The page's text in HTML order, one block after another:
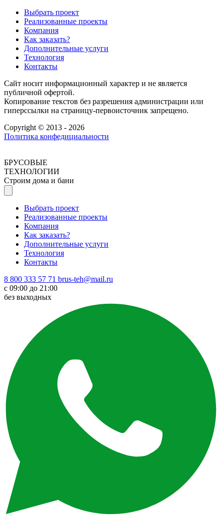
Выбрать проект
Реализованные проекты
Компания
Как заказать?
Дополнительные услуги
Технология
Контакты
Сайт носит информационный характер и не является
публичной офертой.
Копирование текстов без разрешения администрации или
гиперссылки на страницу-первоисточник запрещено.
Copyright © 2013 - 2026
Политика конфедициальности
БРУСОВЫЕ
ТЕХНОЛОГИИ
Строим дома и бани
Выбрать проект
Реализованные проекты
Компания
Как заказать?
Дополнительные услуги
Технология
Контакты
8 800 333 57 71 brus-teh@mail.ru
с 09:00 до 21:00
без выходных